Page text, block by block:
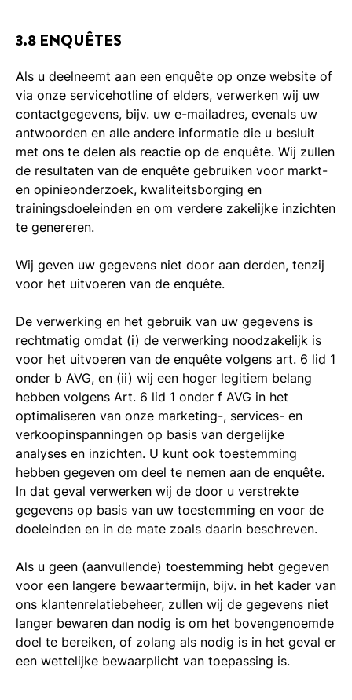
3.8 ENQUÊTES
Als u deelneemt aan een enquête op onze website of
via onze servicehotline of elders, verwerken wij uw
contactgegevens, bijv. uw e-mailadres, evenals uw
antwoorden en alle andere informatie die u besluit
met ons te delen als reactie op de enquête. Wij zullen
de resultaten van de enquête gebruiken voor markt-
en opinieonderzoek, kwaliteitsborging en
trainingsdoeleinden en om verdere zakelijke inzichten
te genereren.
Wij geven uw gegevens niet door aan derden, tenzij
voor het uitvoeren van de enquête.
De verwerking en het gebruik van uw gegevens is
rechtmatig omdat (i) de verwerking noodzakelijk is
voor het uitvoeren van de enquête volgens art. 6 lid 1
onder b AVG, en (ii) wij een hoger legitiem belang
hebben volgens Art. 6 lid 1 onder f AVG in het
optimaliseren van onze marketing-, services- en
verkoopinspanningen op basis van dergelijke
analyses en inzichten. U kunt ook toestemming
hebben gegeven om deel te nemen aan de enquête.
In dat geval verwerken wij de door u verstrekte
gegevens op basis van uw toestemming en voor de
doeleinden en in de mate zoals daarin beschreven.
Als u geen (aanvullende) toestemming hebt gegeven
voor een langere bewaartermijn, bijv. in het kader van
ons klantenrelatiebeheer, zullen wij de gegevens niet
langer bewaren dan nodig is om het bovengenoemde
doel te bereiken, of zolang als nodig is in het geval er
een wettelijke bewaarplicht van toepassing is.